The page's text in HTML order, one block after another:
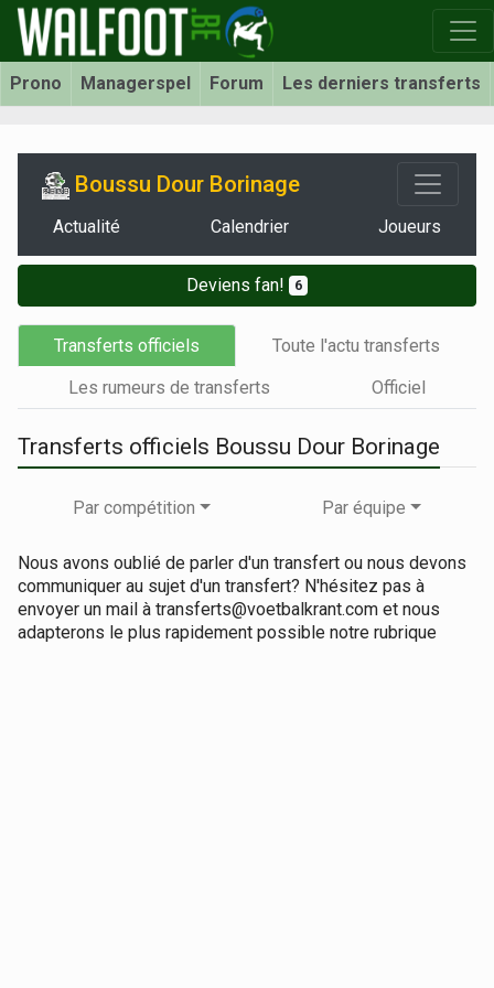
Prono Managerspel Forum Les derniers transferts
Boussu Dour Borinage
Actualité Calendrier Joueurs
Deviens fan! 6
Transferts officiels
Toute l'actu transferts
Les rumeurs de transferts
Officiel
Transferts officiels Boussu Dour Borinage
Par compétition Par équipe
Nous avons oublié de parler d'un transfert ou nous devons
communiquer au sujet d'un transfert? N'hésitez pas à
envoyer un mail à transferts@voetbalkrant.com et nous
adapterons le plus rapidement possible notre rubrique